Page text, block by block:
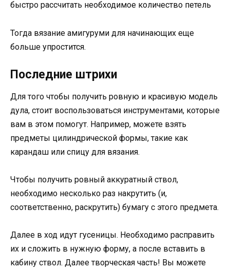
быстро рассчитать необходимое количество петель
Тогда вязание амигуруми для начинающих еще
больше упростится.
Последние штрихи
Для того чтобы получить ровную и красивую модель
дула, стоит воспользоваться инструментами, которые
вам в этом помогут. Например, можете взять
предметы цилиндрической формы, такие как
карандаш или спицу для вязания.
Чтобы получить ровный аккуратный ствол,
необходимо несколько раз накрутить (и,
соответственно, раскрутить) бумагу с этого предмета.
Далее в ход идут гусеницы. Необходимо расправить
их и сложить в нужную форму, а после вставить в
кабину ствол. Далее творческая часть! Вы можете